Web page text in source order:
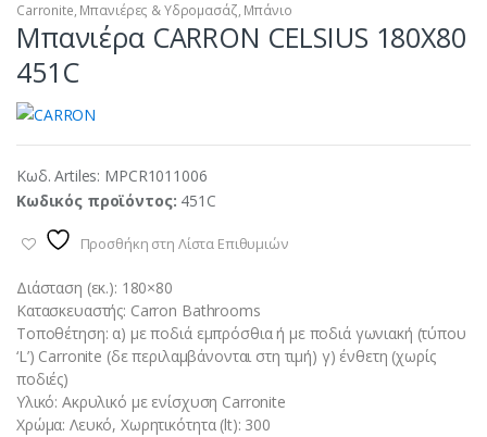
Carronite, Μπανιέρες & Υδρομασάζ, Μπάνιο
Μπανιέρα CARRON CELSIUS 180X80
451C
Κωδ. Artiles: MPCR1011006
Κωδικός προϊόντος: 451C
Προσθήκη στη Λίστα Επιθυμιών
Διάσταση (εκ.): 180×80
Κατασκευαστής: Carron Bathrooms
Τοποθέτηση: α) με ποδιά εμπρόσθια ή με ποδιά γωνιακή (τύπου
‘L’) Carronite (δε περιλαμβάνονται στη τιμή) γ) ένθετη (χωρίς
ποδιές)
Υλικό: Ακρυλικό με ενίσχυση Carronite
Χρώμα: Λευκό, Χωρητικότητα (lt): 300